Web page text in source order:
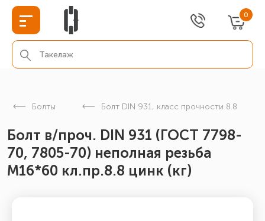
0
Болты Болт DIN 931, класс прочности 8.8
Болт в/проч. DIN 931 (ГОСТ 7798-
70, 7805-70) неполная резьба
М16*60 кл.пр.8.8 цинк (кг)